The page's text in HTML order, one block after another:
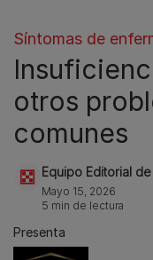
Síntomas de
otros
comunes
Equipo Editorial
Mayo 15, 2026
5 min de lectura
Presenta